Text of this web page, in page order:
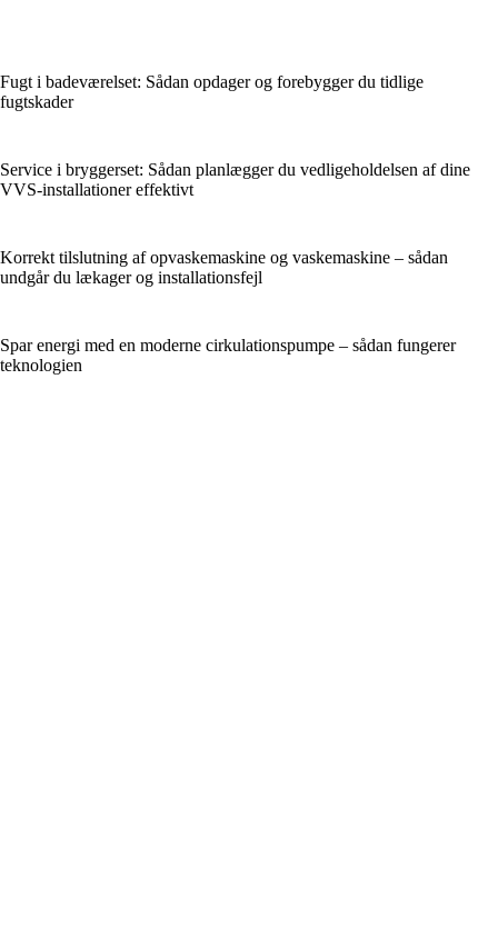
Fugt i badeværelset: Sådan opdager og forebygger du tidlige
fugtskader
Service i bryggerset: Sådan planlægger du vedligeholdelsen af dine
VVS-installationer effektivt
Korrekt tilslutning af opvaskemaskine og vaskemaskine – sådan
undgår du lækager og installationsfejl
Spar energi med en moderne cirkulationspumpe – sådan fungerer
teknologien